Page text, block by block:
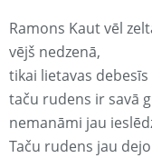
Ramons Kaut vēl
vējš nedzenā,
tikai lietavas debesīs
taču rudens ir savā
nemanāmi jau
Taču rudens jau dejo